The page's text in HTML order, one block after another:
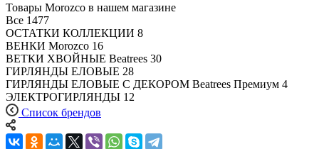
Товары Morozco в нашем магазине
Все 1477
ОСТАТКИ КОЛЛЕКЦИИ 8
ВЕНКИ Morozco 16
ВЕТКИ ХВОЙНЫЕ Beatrees 30
ГИРЛЯНДЫ ЕЛОВЫЕ 28
ГИРЛЯНДЫ ЕЛОВЫЕ С ДЕКОРОМ Beatrees Премиум 4
ЭЛЕКТРОГИРЛЯНДЫ 12
Список брендов